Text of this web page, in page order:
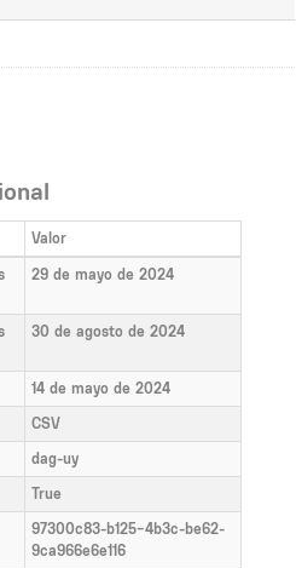
Valor
29 de mayo de 2024
30 de agosto de 2024
14 de mayo de 2024
CSV
dag-uy
True
97300c83-b125-4b3c-be62-
9ca966e6e116